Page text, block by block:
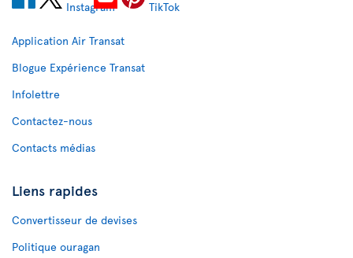
Application Air Transat
Blogue Expérience Transat
Infolettre
Contactez-nous
Contacts médias
Liens rapides
Convertisseur de devises
Politique ouragan